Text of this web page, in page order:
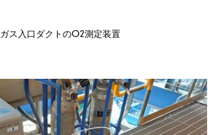
ガス入口ダクトのO2測定装置